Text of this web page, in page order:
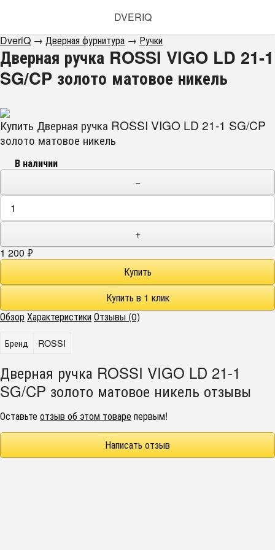
DVERIQ
DveriQ → Дверная фурнитура → Ручки
Дверная ручка ROSSI VIGO LD 21-1
SG/CP золото матовое никель
Купить Дверная ручка ROSSI VIGO LD 21-1 SG/CP
золото матовое никель
В наличии
−
+
1 200 ₽
ОбзорХарактеристикиОтзывы (0)
Бренд ROSSI
Дверная ручка ROSSI VIGO LD 21-1
SG/CP золото матовое никель отзывы
Оставьтеотзыв об этом товарепервым!
Написать отзыв